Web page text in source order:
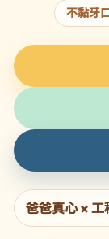
不黏牙
爸爸真心 × 工